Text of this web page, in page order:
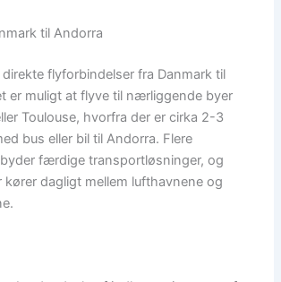
til Andorra
flyforbindelser fra Danmark til
er muligt at flyve til nærliggende byer
Toulouse, hvorfra der er cirka 2-3
bus eller bil til Andorra. Flere
færdige transportløsninger, og
dagligt mellem lufthavnene og